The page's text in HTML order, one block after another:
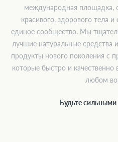
международная площадка,
красивого, здорового тела
единое сообщество. Мы
лучшие натуральные средства
продукты нового поколения с
которые быстро и
любом
Будьте